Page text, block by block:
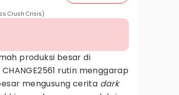
Crush Crisis)
produksi besar di
rutin menggarap
mengusung cerita dark